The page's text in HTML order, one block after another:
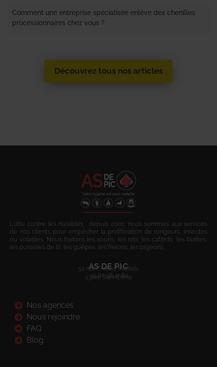
Comment une entreprise spécialisée enlève des chenilles
processionnaires chez vous ?
Découvrez tous nos articles
Lutte contre les nuisibles : depuis 2001, nous sommes aux services
de nos clients pour empêcher la prolifération de rongeurs, insectes
ou volatiles. Nous traitons les souris, les rats, les cafards, les blattes,
les punaises de lit, les guêpes, les frelons, les pigeons.
AS DE PIC
52 rue Charles Michels
93200 Saint-Denis
09 80 08 41 80
Nos agences
Nous rejoindre
FAQ
Blog